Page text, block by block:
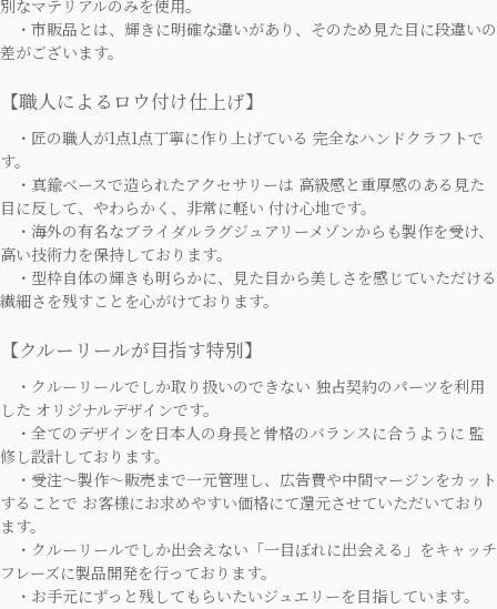
別なマテリアルのみを使用。
・市販品とは、輝きに明確な違いがあり、そのため見た目に段違いの
差がございます。
【職人によるロウ付け仕上げ】
・匠の職人が1点1点丁寧に作り上げている 完全なハンドクラフトで
す。
・真鍮ベースで造られたアクセサリーは 高級感と重厚感のある見た
目に反して、やわらかく、非常に軽い 付け心地です。
・海外の有名なブライダルラグジュアリーメゾンからも製作を受け、
高い技術力を保持しております。
・型枠自体の輝きも明らかに、見た目から美しさを感じていただける
繊細さを残すことを心がけております。
【クルーリールが目指す特別】
・クルーリールでしか取り扱いのできない 独占契約のパーツを利用
した オリジナルデザインです。
・全てのデザインを日本人の身長と骨格のバランスに合うように 監
修し設計しております。
・受注～製作～販売まで一元管理し、広告費や中間マージンをカット
することで お客様にお求めやすい価格にて還元させていただいており
ます。
・クルーリールでしか出会えない「一目ぼれに出会える」をキャッチ
フレーズに製品開発を行っております。
・お手元にずっと残してもらいたいジュエリーを目指しています。